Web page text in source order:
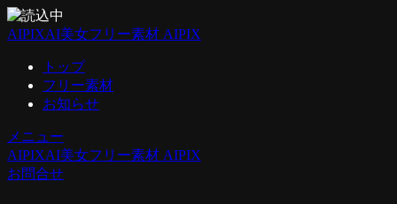
AIPIXAI美女フリー素材 AIPIX
トップ
フリー素材
お知らせ
メニュー
AIPIXAI美女フリー素材 AIPIX
お問合せ